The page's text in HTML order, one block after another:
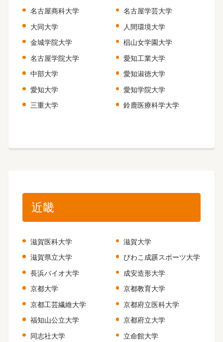
名古屋商科大学
名古屋学芸大学
大同大学
人間環境大学
金城学院大学
椙山女学園大学
名古屋学院大学
愛知工業大学
中部大学
愛知淑徳大学
愛知大学
愛知学院大学
三重大学
鈴鹿医療科学大学
近畿
滋賀医科大学
滋賀大学
滋賀県立大学
びわこ成蹊スポーツ大学
長浜バイオ大学
成安造形大学
京都大学
京都教育大学
京都工芸繊維大学
京都府立医科大学
福知山公立大学
京都府立大学
同志社大学
立命館大学